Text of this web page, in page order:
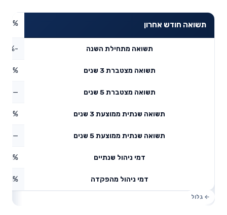
תשואה חודש אחרון
תשואה מתחילת השנה -0.67%
תשואה מצטברת 3 שנים
תשואה מצטברת 5 שנים —
תשואה שנתית ממוצעת 3 שנים 4.19%
תשואה שנתית ממוצעת 5 שנים —
דמי ניהול שנתיים
דמי ניהול מהפקדה